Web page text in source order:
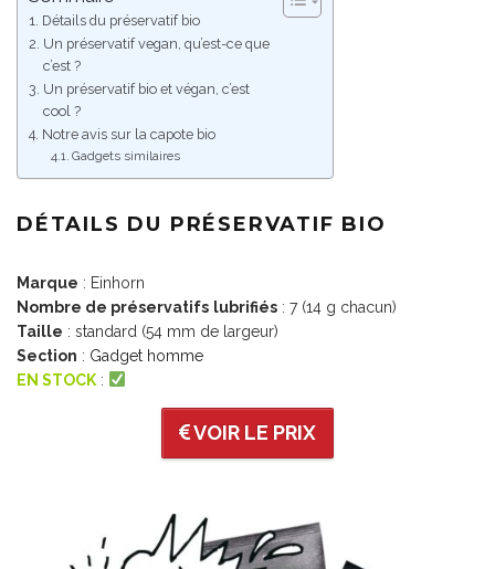
Détails du préservatif bio
Un préservatif vegan, qu’est-ce que
c’est ?
Un préservatif bio et végan, c’est
cool ?
Notre avis sur la capote bio
Gadgets similaires
DÉTAILS DU PRÉSERVATIF BIO
Marque : Einhorn
Nombre de préservatifs lubrifiés : 7 (14 g chacun)
Taille : standard (54 mm de largeur)
Section : Gadget homme
EN STOCK :
VOIR LE PRIX